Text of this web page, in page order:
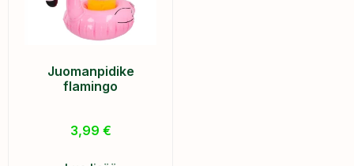
Juomanpidike
flamingo
3,99 €